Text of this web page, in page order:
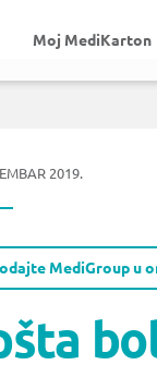
Moj MediKarton
2019.
MediGroup u